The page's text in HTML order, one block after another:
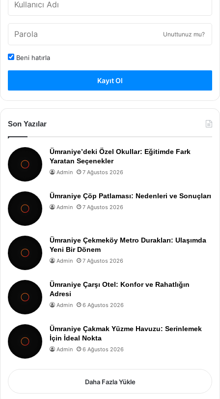
Unuttunuz mu?
Beni hatırla
Kayıt Ol
Son Yazılar
Ümraniye’deki Özel Okullar: Eğitimde Fark
Yaratan Seçenekler
Admin 7 Ağustos 2026
Ümraniye Çöp Patlaması: Nedenleri ve Sonuçları
Admin 7 Ağustos 2026
Ümraniye Çekmeköy Metro Durakları: Ulaşımda
Yeni Bir Dönem
Admin 7 Ağustos 2026
Ümraniye Çarşı Otel: Konfor ve Rahatlığın
Adresi
Admin 6 Ağustos 2026
Ümraniye Çakmak Yüzme Havuzu: Serinlemek
İçin İdeal Nokta
Admin 6 Ağustos 2026
Daha Fazla Yükle